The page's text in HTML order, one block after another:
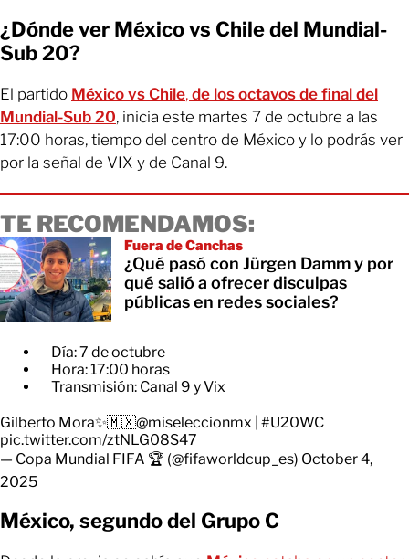
¿Dónde ver México vs Chile del Mundial-
Sub 20?
El partido México vs Chile, de los octavos de final del
Mundial-Sub 20, inicia este martes 7 de octubre a las
17:00 horas, tiempo del centro de México y lo podrás ver
por la señal de VIX y de Canal 9.
TE RECOMENDAMOS:
Fuera de Canchas
¿Qué pasó con Jürgen Damm y por
qué salió a ofrecer disculpas
públicas en redes sociales?
Día: 7 de octubre
Hora: 17:00 horas
Transmisión: Canal 9 y Vix
Gilberto Mora✨🇲🇽@miseleccionmx #U20WC
pic.twitter.com/ztNLG08S47
— Copa Mundial FIFA 🏆 (@fifaworldcup_es) October 4,
2025
México, segundo del Grupo C